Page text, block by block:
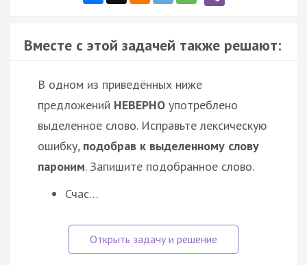
Вместе с этой задачей также решают:
В одном из приведённых ниже
предложений НЕВЕРНО употреблено
выделенное слово. Исправьте лексическую
ошибку, подобрав к выделенному слову
пароним. Запишите подобранное слово.
Счас…